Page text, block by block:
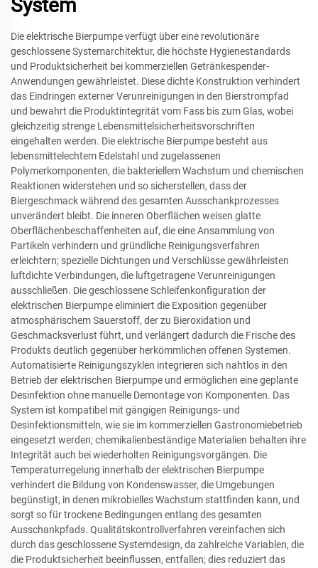
System
Die elektrische Bierpumpe verfügt über eine revolutionäre
geschlossene Systemarchitektur, die höchste Hygienestandards
und Produktsicherheit bei kommerziellen Getränkespender-
Anwendungen gewährleistet. Diese dichte Konstruktion verhindert
das Eindringen externer Verunreinigungen in den Bierstrompfad
und bewahrt die Produktintegrität vom Fass bis zum Glas, wobei
gleichzeitig strenge Lebensmittelsicherheitsvorschriften
eingehalten werden. Die elektrische Bierpumpe besteht aus
lebensmittelechtem Edelstahl und zugelassenen
Polymerkomponenten, die bakteriellem Wachstum und chemischen
Reaktionen widerstehen und so sicherstellen, dass der
Biergeschmack während des gesamten Ausschankprozesses
unverändert bleibt. Die inneren Oberflächen weisen glatte
Oberflächenbeschaffenheiten auf, die eine Ansammlung von
Partikeln verhindern und gründliche Reinigungsverfahren
erleichtern; spezielle Dichtungen und Verschlüsse gewährleisten
luftdichte Verbindungen, die luftgetragene Verunreinigungen
ausschließen. Die geschlossene Schleifenkonfiguration der
elektrischen Bierpumpe eliminiert die Exposition gegenüber
atmosphärischem Sauerstoff, der zu Bieroxidation und
Geschmacksverlust führt, und verlängert dadurch die Frische des
Produkts deutlich gegenüber herkömmlichen offenen Systemen.
Automatisierte Reinigungszyklen integrieren sich nahtlos in den
Betrieb der elektrischen Bierpumpe und ermöglichen eine geplante
Desinfektion ohne manuelle Demontage von Komponenten. Das
System ist kompatibel mit gängigen Reinigungs- und
Desinfektionsmitteln, wie sie im kommerziellen Gastronomiebetrieb
eingesetzt werden; chemikalienbeständige Materialien behalten ihre
Integrität auch bei wiederholten Reinigungsvorgängen. Die
Temperaturregelung innerhalb der elektrischen Bierpumpe
verhindert die Bildung von Kondenswasser, die Umgebungen
begünstigt, in denen mikrobielles Wachstum stattfinden kann, und
sorgt so für trockene Bedingungen entlang des gesamten
Ausschankpfads. Qualitätskontrollverfahren vereinfachen sich
durch das geschlossene Systemdesign, da zahlreiche Variablen, die
die Produktsicherheit beeinflussen, entfallen; dies reduziert das